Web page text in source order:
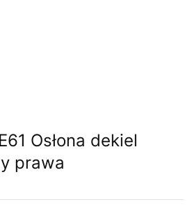
Osłona dekiel
prawa